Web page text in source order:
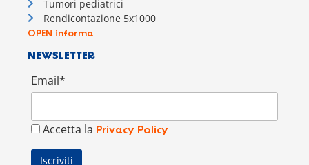
Tumori pediatrici
Rendicontazione 5x1000
OPEN informa
NEWSLETTER
Email*
Accetta la Privacy Policy